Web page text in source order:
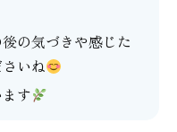
の気づきや感じた
いね
す